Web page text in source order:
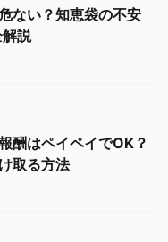
ない？知恵袋の不安
説
酬はペイペイでOK？
取る方法